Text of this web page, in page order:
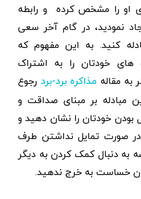
او را مشخص کرده و رابطه
نمودید، در گام آخر سعی
کنید. به این مفهوم که
خودتان را به اشتراک
به مقاله مذاکره برد-برد رجوع
مبادله بر مبنای صداقت و
بودن خودتان را نشان دهید و
صورت تمایل نداشتن طرف
به دنبال کمک کردن به دیگر
خساست به خرج ندهید.